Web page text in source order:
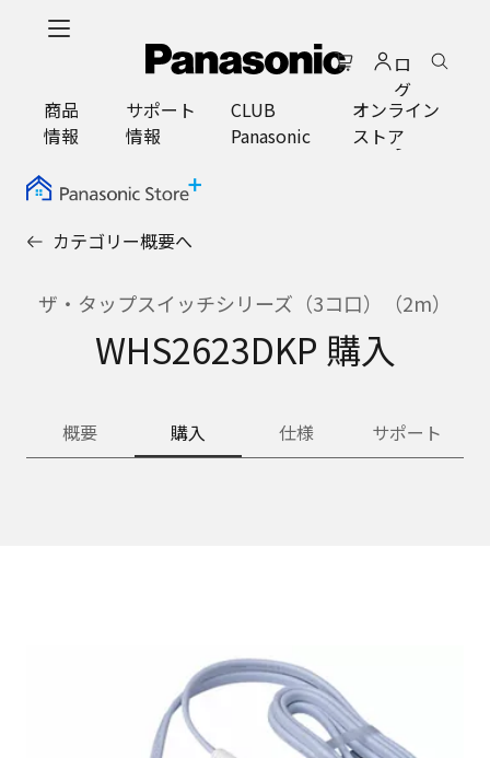
ロ
グ
イ
ン
商品
情報
サポート
情報
CLUB
Panasonic
オンライン
ストア
カテゴリー概要へ
ザ・タップスイッチシリーズ（3コ口）（2m）
WHS2623DKP 購入
概要 購入 仕様 サポート